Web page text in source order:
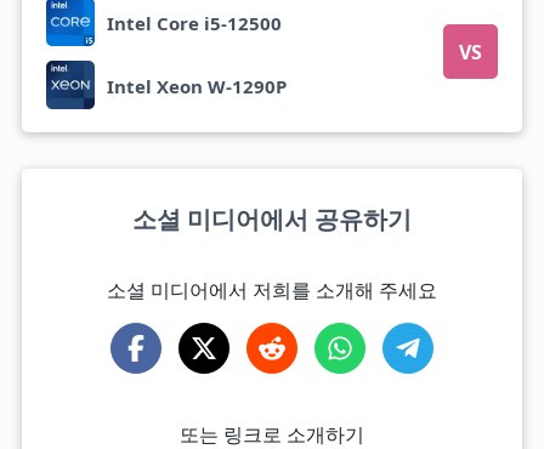
Intel Core i5-12500
VS
Intel Xeon W-1290P
소셜 미디어에서 공유하기
소셜 미디어에서 저희를 소개해 주세요
또는 링크로 소개하기